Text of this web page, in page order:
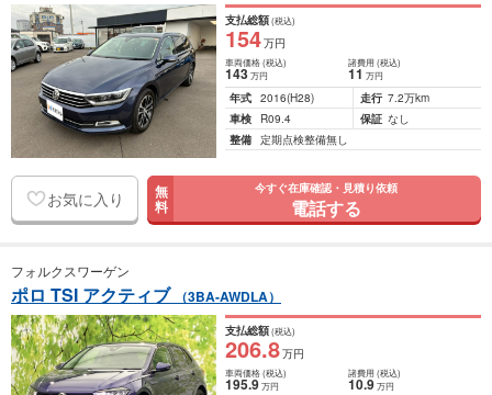
支払総額(税込)
154万円
車両価格(税込)
143万円
諸費用 (税込)
11 万円
年式 2016(H28) 走行 7.2万km
車検
R09.4 保証 なし
整備 定期点検整備無し
お気に入り 無
料
今すぐ在庫確認・見積り依頼
電話する
フォルクスワーゲン
ポロ TSI アクティブ （3BA-AWDLA）
支払総額(税込)
206.8万円
車両価格(税込)
195.9万円
諸費用 (税込)
10.9 万円